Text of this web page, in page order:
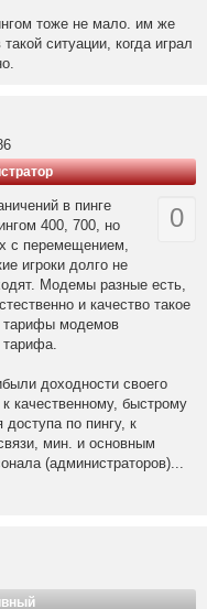
тоже не мало. им же
ситуации, когда играл
0
в пинге
400, 700, но
с перемещением,
игроки долго не
Модемы разные есть,
и качество такое
тарифы модемов
тарифа.
доходности своего
качественному, быстрому
доступа по пингу, к
мин. и основным
(администраторов)...